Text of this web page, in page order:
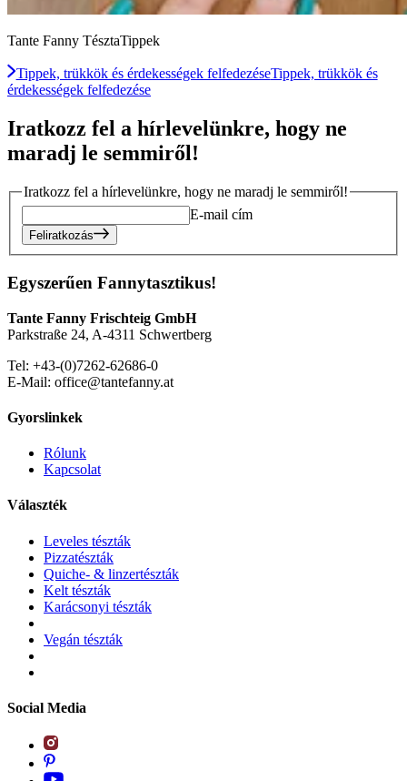
Tante Fanny TésztaTippek
Tippek, trükkök és érdekességek felfedezéseTippek, trükkök és
érdekességek felfedezése
Iratkozz fel a hírlevelünkre, hogy ne
maradj le semmiről!
Iratkozz fel a hírlevelünkre, hogy ne maradj le semmiről!
E-mail cím
Feliratkozás
Egyszerűen Fannytasztikus!
Tante Fanny Frischteig GmbH
Parkstraße 24, A-4311 Schwertberg
Tel: +43-(0)7262-62686-0
E-Mail: office@tantefanny.at
Gyorslinkek
Rólunk
Kapcsolat
Választék
Leveles tészták
Pizzatészták
Quiche- & linzertészták
Kelt tészták
Karácsonyi tészták
Vegán tészták
Social Media